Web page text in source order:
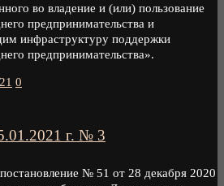
во владение и (или) пользование
предпринимательства и
инфраструктуру поддержки
предпринимательства».
0
г. № 3
№ 51 от 28 декабря 2020